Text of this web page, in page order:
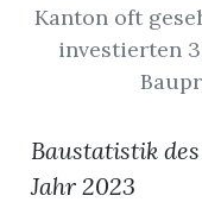
Kanton oft
investierten
Baustatistik
Jahr 2023